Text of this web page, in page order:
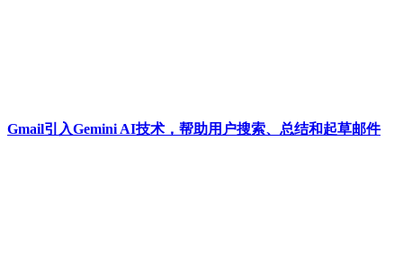
Gmail引入Gemini AI技术，帮助用户搜索、总结和起草邮件